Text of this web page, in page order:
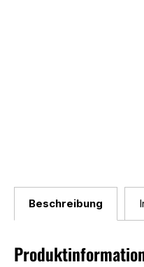
Beschreibung